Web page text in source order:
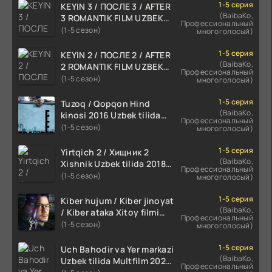
KEYIN 3 / ПОСЛЕ 3 / AFTER
3 ROMANTIK FILM UZBEK
TILIDA 2021 TARJIMA FILM
(1-5 сезон)
1-5 серия
(BaibaKo,
Профессиональный
многоголосый)
KEYIN 2 / ПОСЛЕ 2 / AFTER
2 ROMANTIK FILM UZBEK
TILIDA 2020 TARJIMA FILM
(1-5 сезон)
1-5 серия
(BaibaKo,
Профессиональный
многоголосый)
Tuzoq / Qopqon Hind
kinosi 2016 Uzbek tilida
tarjima film HD
(1-5 сезон)
1-5 серия
(BaibaKo,
Профессиональный
многоголосый)
Yirtqich 2 / Хищник 2
Xishnik Uzbek tilida 2018-
2024 O'zbekcha tarjima
(1-5 сезон)
1-5 серия
(BaibaKo,
Профессиональный
многоголосый)
Kiber hujum / Kiber jinoyat
/ Kiber ataka Xitoy filmi
Uzbek tilida O'zbekcha
HD skachat
(1-5 сезон)
1-5 серия
(BaibaKo,
Профессиональный
многоголосый)
Uch Bahodir va Yer markazi
Uzbek tilida Multfilm 2025
1-5 серия
(BaibaKo,
Профессиональный